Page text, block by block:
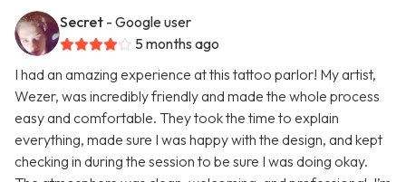
Secret - Google user
5 months ago
I had an amazing experience at this tattoo parlor! My artist,
Wezer, was incredibly friendly and made the whole process
easy and comfortable. They took the time to explain
everything, made sure I was happy with the design, and kept
checking in during the session to be sure I was doing okay.